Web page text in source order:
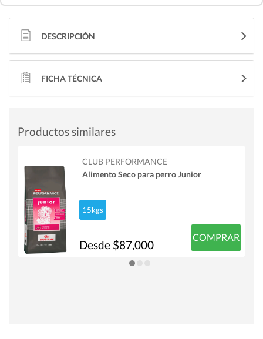
DESCRIPCIÓN
FICHA TÉCNICA
Productos similares
CLUB PERFORMANCE
Alimento Seco para perro Junior
15kgs
Desde $87,000
COMPRAR